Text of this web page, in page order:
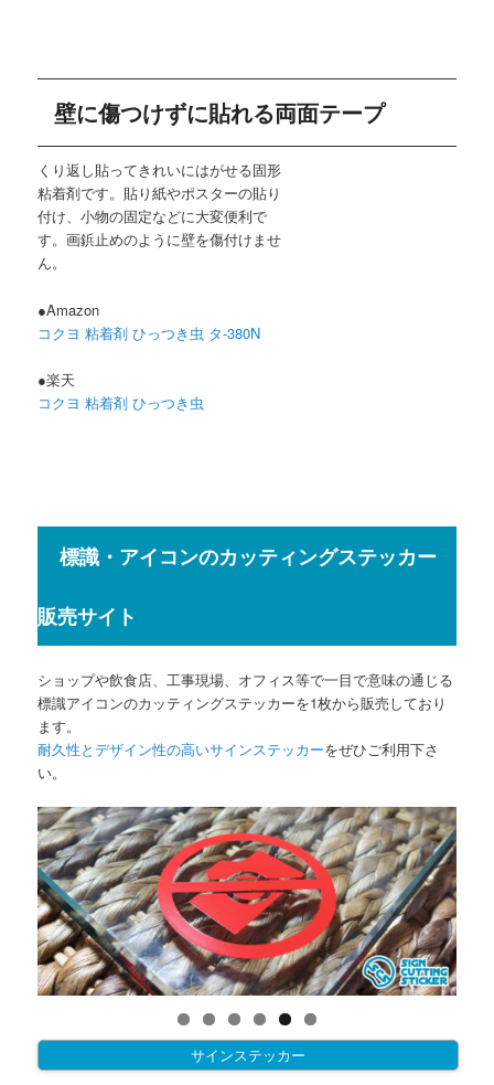
壁に傷つけずに貼れる両面テープ
くり返し貼ってきれいにはがせる固形
粘着剤です。貼り紙やポスターの貼り
付け、小物の固定などに大変便利で
す。画鋲止めのように壁を傷付けませ
ん。
●Amazon
コクヨ 粘着剤 ひっつき虫 タ-380N
●楽天
コクヨ 粘着剤 ひっつき虫
標識・アイコンのカッティングステッカー
販売サイト
ショップや飲食店、工事現場、オフィス等で一目で意味の通じる
標識アイコンのカッティングステッカーを1枚から販売しており
ます。
耐久性とデザイン性の高いサインステッカーをぜひご利用下さ
い。
サインステッカー